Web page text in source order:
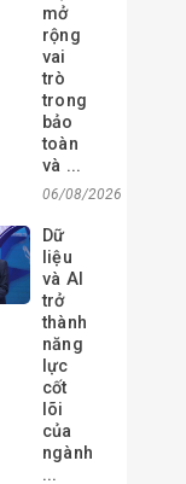
mở
rộng
vai
trò
trong
bảo
toàn
và ...
06/08/2026
Dữ
liệu
và AI
trở
thành
năng
lực
cốt
lõi
của
ngành
...